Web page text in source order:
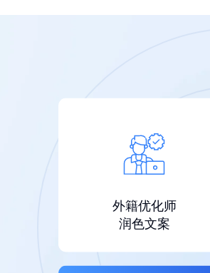
外籍优化师
润色文案